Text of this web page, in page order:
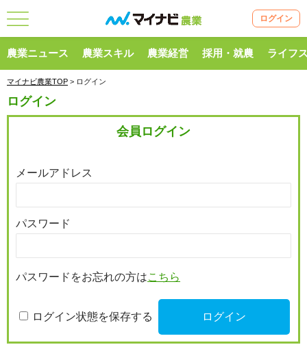
ログイン
農業ニュース 農業スキル 農業経営 採用・就農 ライフ
マイナビ農業TOP > ログイン
ログイン
会員ログイン
メールアドレス
パスワード
パスワードをお忘れの方はこちら
ログイン状態を保存する